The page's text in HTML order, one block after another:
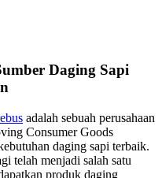
Daging Sapi
adalah sebuah perusahaan
Consumer Goods
daging sapi terbaik.
telah menjadi salah satu
produk daging